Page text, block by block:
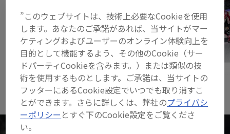
Yasutoko Eito
© Jason Halayko/Red Bull Content Pool
Leo Kelekis,
Burchuk
© Joerg Mitter /
”このウェブサイトは、技術上必要なCookieを使用
します。あなたのご承諾があれば、当サイトがマー
ケティングおよびユーザーのオンライン体験向上を
目的として機能するよう、その他のCookie（サー
ドパーティCookieを含みます。）または類似の技
術を使用するものとします。ご承諾は、当サイトの
フッターにあるCookie設定でいつでも取り消すこ
とができます。さらに詳しくは、弊社のプライバシ
ーポリシー とすぐ下のCookie設定をご覧くださ
い。